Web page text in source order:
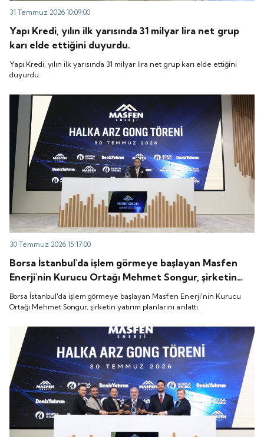
31 Temmuz 2026 10:09:00
Yapı Kredi, yılın ilk yarısında 31 milyar lira net grup
karı elde ettiğini duyurdu.
Yapı Kredi, yılın ilk yarısında 31 milyar lira net grup karı elde ettiğini
duyurdu.
30 Temmuz 2026 15:17:00
Borsa İstanbul'da işlem görmeye başlayan Masfen
Enerji'nin Kurucu Ortağı Mehmet Songur, şirketin
yatırım planlarını anlattı.
Borsa İstanbul'da işlem görmeye başlayan Masfen Enerji'nin Kurucu
Ortağı Mehmet Songur, şirketin yatırım planlarını anlattı.